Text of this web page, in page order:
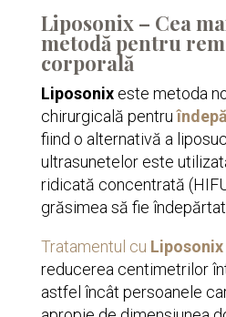
Liposonix – Cea
metodă pentru
corporală
Liposonix este metoda
chirurgicală pentru
fiind o alternativă a
ultrasunetelor este
ridicată concentrată
grăsimea să fie
Tratamentul cu Liposonix
reducerea centimetrilor
astfel încât persoanele